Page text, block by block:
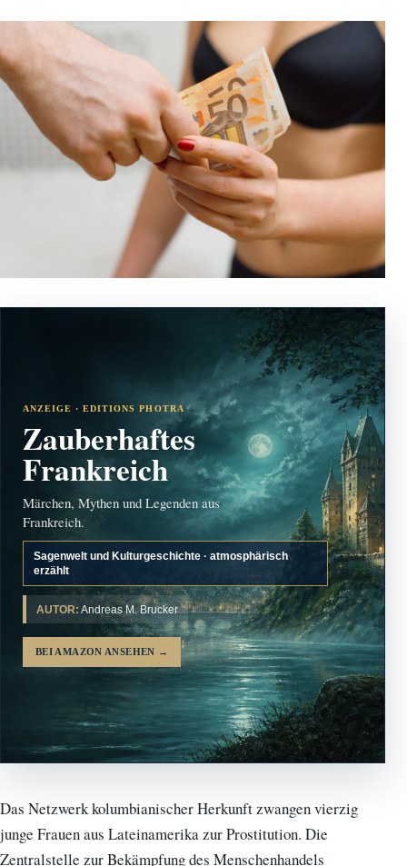
ANZEIGE · EDITIONS PHOTRA
Zauberhaftes
Frankreich
Märchen, Mythen und Legenden aus
Frankreich.
Sagenwelt und Kulturgeschichte · atmosphärisch
erzählt
AUTOR: Andreas M. Brucker
BEI AMAZON ANSEHEN →
Das Netzwerk kolumbianischer Herkunft zwangen vierzig
junge Frauen aus Lateinamerika zur Prostitution. Die
Zentralstelle zur Bekämpfung des Menschenhandels